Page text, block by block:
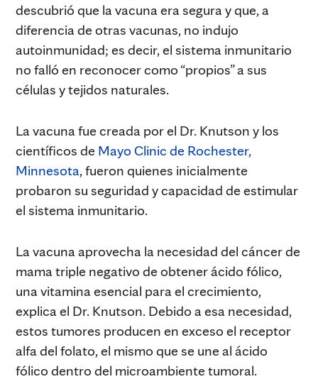
descubrió que la vacuna era segura y que, a
diferencia de otras vacunas, no indujo
autoinmunidad; es decir, el sistema inmunitario
no falló en reconocer como “propios” a sus
células y tejidos naturales.
La vacuna fue creada por el Dr. Knutson y los
científicos de Mayo Clinic de Rochester,
Minnesota, fueron quienes inicialmente
probaron su seguridad y capacidad de estimular
el sistema inmunitario.
La vacuna aprovecha la necesidad del cáncer de
mama triple negativo de obtener ácido fólico,
una vitamina esencial para el crecimiento,
explica el Dr. Knutson. Debido a esa necesidad,
estos tumores producen en exceso el receptor
alfa del folato, el mismo que se une al ácido
fólico dentro del microambiente tumoral.